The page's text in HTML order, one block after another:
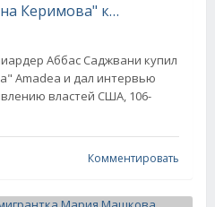
"Суперъяхту Сулеймана Керимова" купил 27-летний дубайский миллиардер
Аббас Саджвани купил
Amadea и дал интервью
властей США, 106-
Комментировать